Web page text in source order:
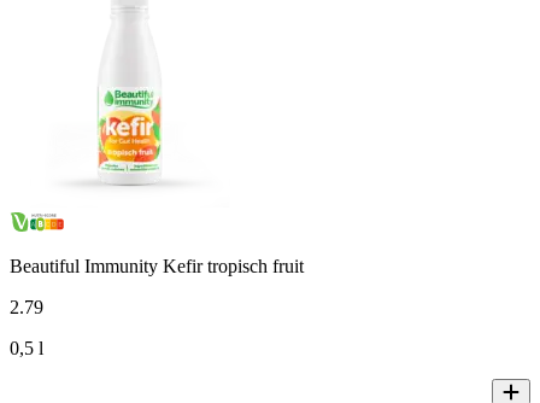
Beautiful Immunity Kefir tropisch fruit
2.79
0,5 l